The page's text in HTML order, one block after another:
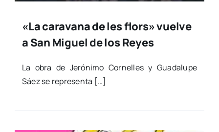
«La caravana de les flors» vuelve
a San Miguel de los Reyes
La obra de Jeró­ni­mo Cor­ne­lles y Gua­da­lu­pe
Sáez se repre­sen­ta […]